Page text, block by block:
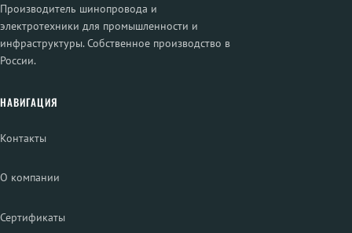
Производитель шинопровода и
электротехники для промышленности и
инфраструктуры. Собственное производство в
России.
НАВИГАЦИЯ
Контакты
О компании
Сертификаты